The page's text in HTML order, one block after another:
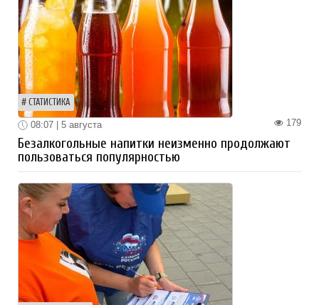
СТАТИСТИКА
179
08:07 | 5 августа
Безалкогольные напитки неизменно продолжают
пользоваться популярностью